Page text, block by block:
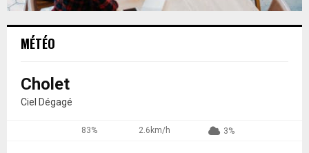
MÉTÉO
Cholet
Ciel Dégagé
83% 2.6km/h 3%